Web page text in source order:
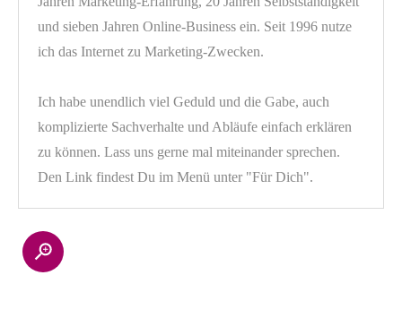
und sieben Jahren Online-Business ein. Seit 1996 nutze
ich das Internet zu Marketing-Zwecken.
Ich habe unendlich viel Geduld und die Gabe, auch
komplizierte Sachverhalte und Abläufe einfach erklären
zu können. Lass uns gerne mal miteinander sprechen.
Den Link findest Du im Menü unter "Für Dich".